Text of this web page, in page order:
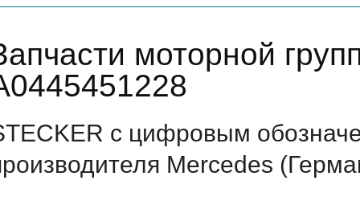
моторной
с цифровым
Mercedes